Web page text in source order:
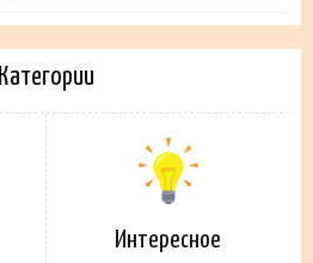
Категории
Интересное